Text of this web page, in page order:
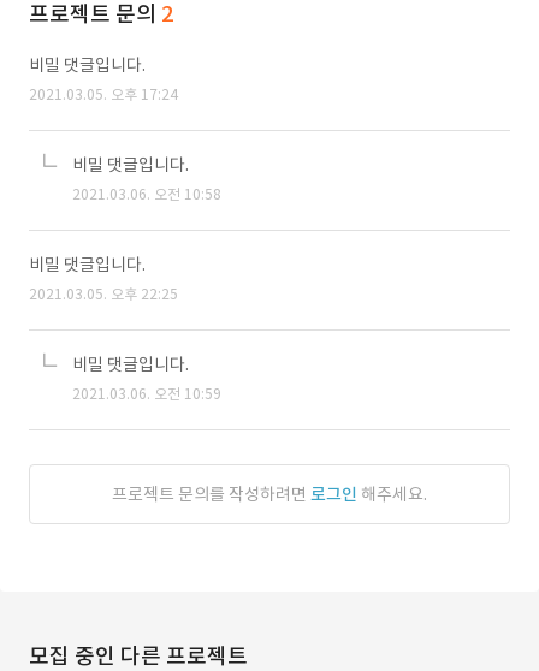
프로젝트 문의 2
비밀 댓글입니다.
2021.03.05. 오후 17:24
비밀 댓글입니다.
2021.03.06. 오전 10:58
비밀 댓글입니다.
2021.03.05. 오후 22:25
비밀 댓글입니다.
2021.03.06. 오전 10:59
프로젝트 문의를 작성하려면 로그인 해주세요.
모집 중인 다른 프로젝트